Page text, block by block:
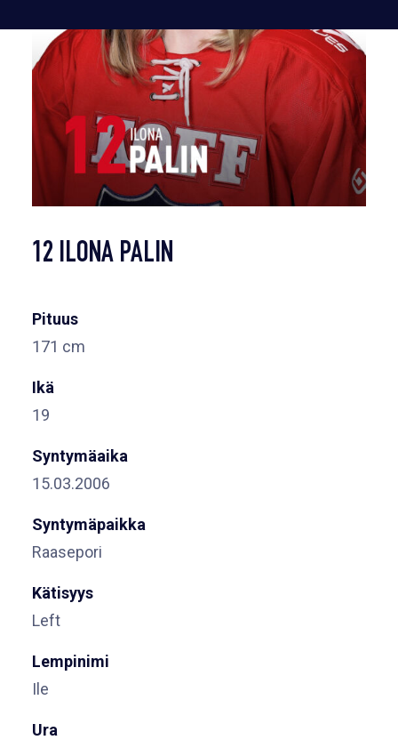
12 ILONA PALIN
Pituus
171 cm
Ikä
19
Syntymäaika
15.03.2006
Syntymäpaikka
Raasepori
Kätisyys
Left
Lempinimi
Ile
Ura